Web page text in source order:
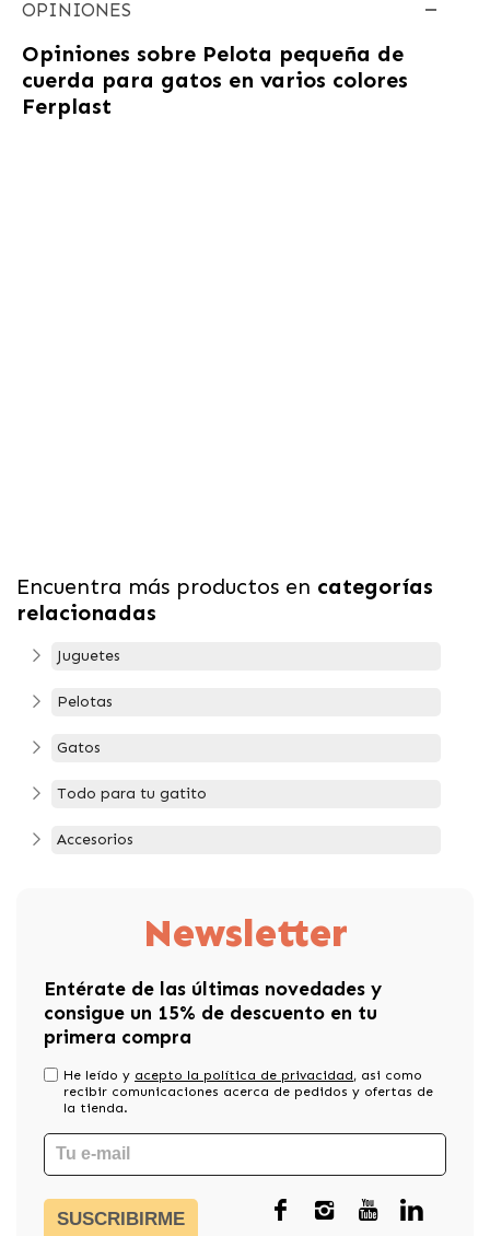
OPINIONES
Opiniones sobre Pelota pequeña de
cuerda para gatos en varios colores
Ferplast
Encuentra más productos en categorías
relacionadas
Juguetes
Pelotas
Gatos
Todo para tu gatito
Accesorios
Newsletter
Entérate de las últimas novedades y
consigue un 15% de descuento en tu
primera compra
He leído y acepto la política de privacidad, asi como
recibir comunicaciones acerca de pedidos y ofertas de
la tienda.
SUSCRIBIRME